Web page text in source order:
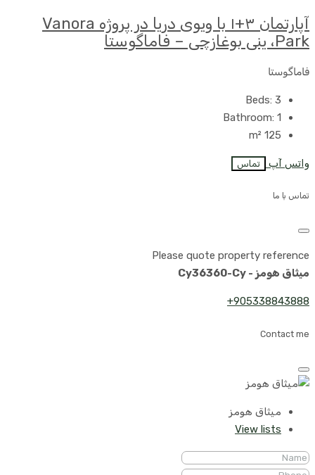
آپارتمان ۳+۱ با ویوی دریا در پروژه Vanora
Park، ینی بوغازچی – فاماگوستا
فاماگوستا
Beds: 3
Bathroom: 1
125
m²
واتس آپ تماس
تماس با ما
Please quote property reference
میثاق هومز - Cy36360-Cy
905338843888+
Contact me
میثاق هومز
View lists